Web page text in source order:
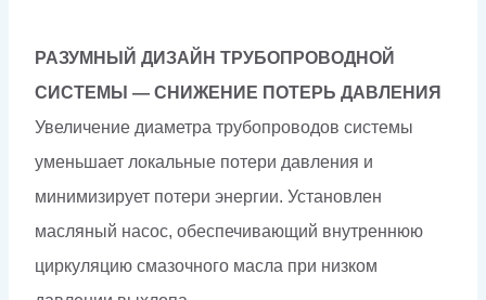
РАЗУМНЫЙ ДИЗАЙН ТРУБОПРОВОДНОЙ
СИСТЕМЫ — СНИЖЕНИЕ ПОТЕРЬ ДАВЛЕНИЯ
Увеличение диаметра трубопроводов системы
уменьшает локальные потери давления и
минимизирует потери энергии. Установлен
масляный насос, обеспечивающий внутреннюю
циркуляцию смазочного масла при низком